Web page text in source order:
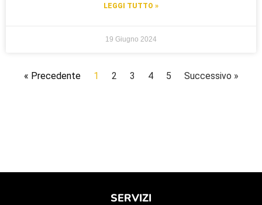
LEGGI TUTTO »
19 Giugno 2024
« Precedente 1 2 3 4 5 Successivo »
SERVIZI